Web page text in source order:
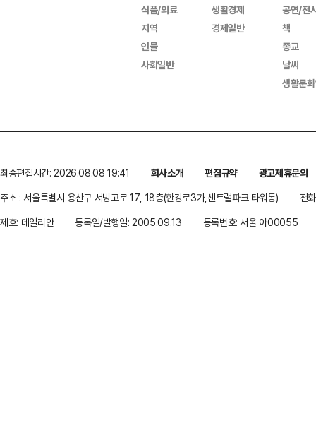
식품/의료
지역
인물
사회일반
생활경제
경제일반
공연/전
책
종교
날씨
생활문
최종편집시간: 2026.08.08 19:41 회사소개 편집규약
광고제휴문의
주소 : 서울특별시 용산구 서빙고로 17, 18층(한강로3가,센트럴파크 타워동)
전
제호: 데일리안
등록일/발행일: 2005.09.13 등록번호: 서울 아00055